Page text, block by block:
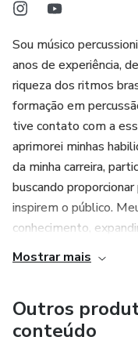
Sou músico
anos de experiência,
riqueza dos ritmos
formação em
tive contato com a
aprimorei minhas
da minha carreira,
buscando
inspirem o público.
conhecimento,
Mostrar mais
Outros
conteúdo